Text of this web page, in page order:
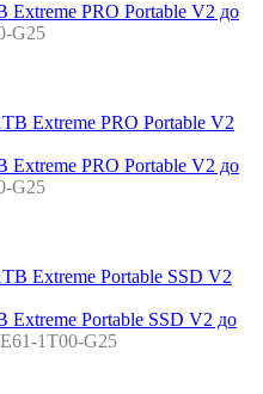
PRO Portable V2 до
G25
PRO Portable V2 до
G25
Portable SSD V2 до
1T00-G25